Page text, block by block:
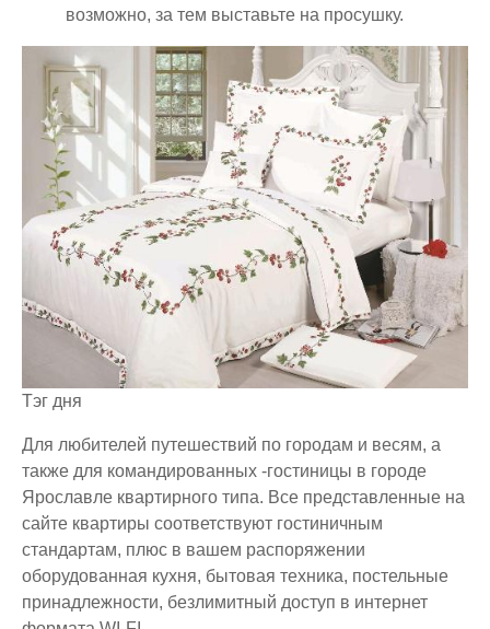
возможно, за тем выставьте на просушку.
Тэг дня
Для любителей путешествий по городам и весям, а
также для командированных -гостиницы в городе
Ярославле квартирного типа. Все представленные на
сайте квартиры соответствуют гостиничным
стандартам, плюс в вашем распоряжении
оборудованная кухня, бытовая техника, постельные
принадлежности, безлимитный доступ в интернет